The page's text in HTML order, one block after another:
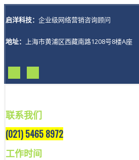
启洋科技： 企业级网络营销咨询顾问
地址： 上海市黄浦区西藏南路1208号8楼A座
联系我们
(021) 5465 8972
工作时间